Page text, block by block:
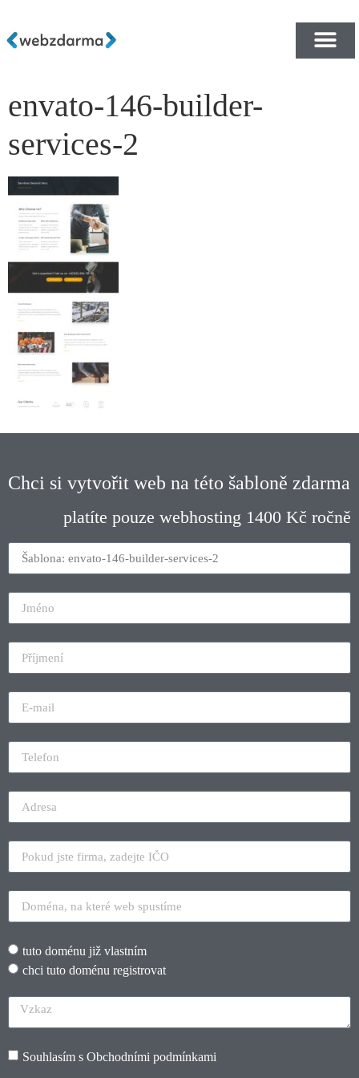
envato-146-builder-
services-2
Chci si vytvořit web na této šabloně zdarma
platíte pouze webhosting 1400 Kč ročně
tuto doménu již vlastním
chci tuto doménu registrovat
Souhlasím s Obchodními podmínkami